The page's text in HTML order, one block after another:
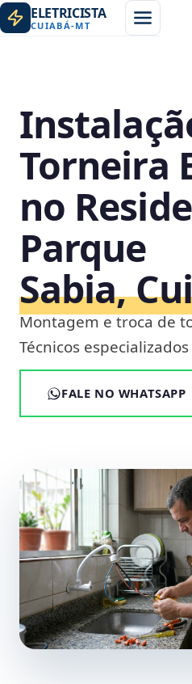
ELETRICISTA
CUIABÁ-MT
Torneira
no
Parque
Sabia,
Montagem e troca de
Técnicos
FALE NO WHATSAPP